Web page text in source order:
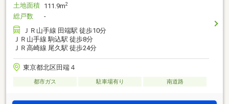
土地面積 111.9m2
総戸数
-
ＪＲ山手線 田端駅 徒歩10分
ＪＲ山手線 駒込駅 徒歩8分
ＪＲ高崎線 尾久駅 徒歩24分
東京都北区田端４
都市ガス 駐車場有り 南道路